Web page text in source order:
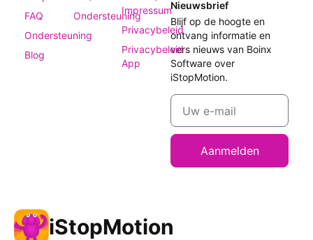
FAQ
Ondersteuning
Blog
OndersteuningImpressum
Privacybeleid
Privacybeleid
App
Nieuwsbrief
Blijf op de hoogte en
ontvang informatie en
vers nieuws van Boinx
Software over
iStopMotion.
Aanmelden
iStopMotion